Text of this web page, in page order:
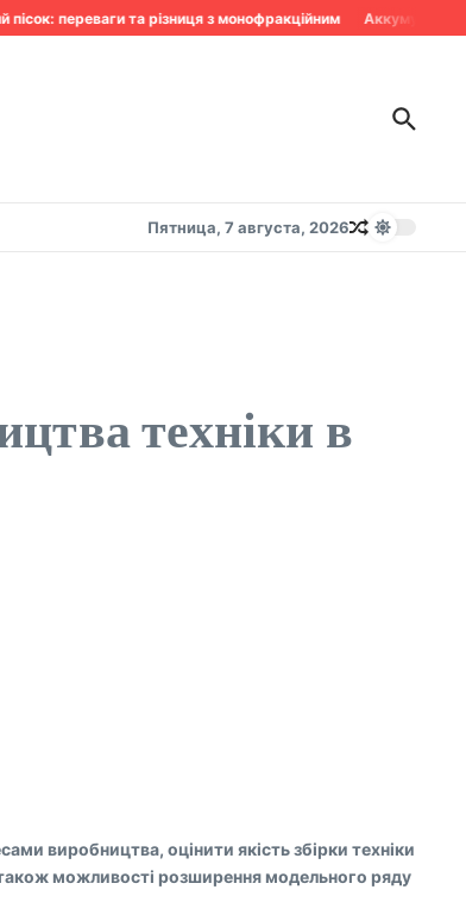
переваги та різниця з монофракційним Аккумулятор
Пятница, 7 августа, 2026
техніки в
виробництва, оцінити якість збірки техніки
також можливості розширення модельного ряду